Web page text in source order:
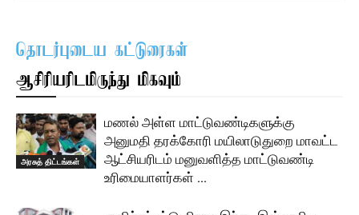
தொடர்புடைய கட்டுரைகள்
ஆசிரியரிடமிருந்து மிகவும்
அரசுத் திட்டங்கள்
மணல் அள்ள மாட்டுவண்டிகளுக்கு
அனுமதி தரக்கோரி மயிலாடுதுறை மாவட்ட
ஆட்சியரிடம் மனுவளித்த மாட்டுவண்டி
உரிமையாளர்கள் …